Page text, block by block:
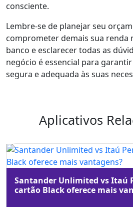
consciente.
Lembre-se de planejar seu
comprometer demais sua renda
banco e esclarecer todas as
negócio é essencial para
segura e adequada às suas
Aplicativos
Santander Unlimited vs Itaú
cartão Black oferece mais